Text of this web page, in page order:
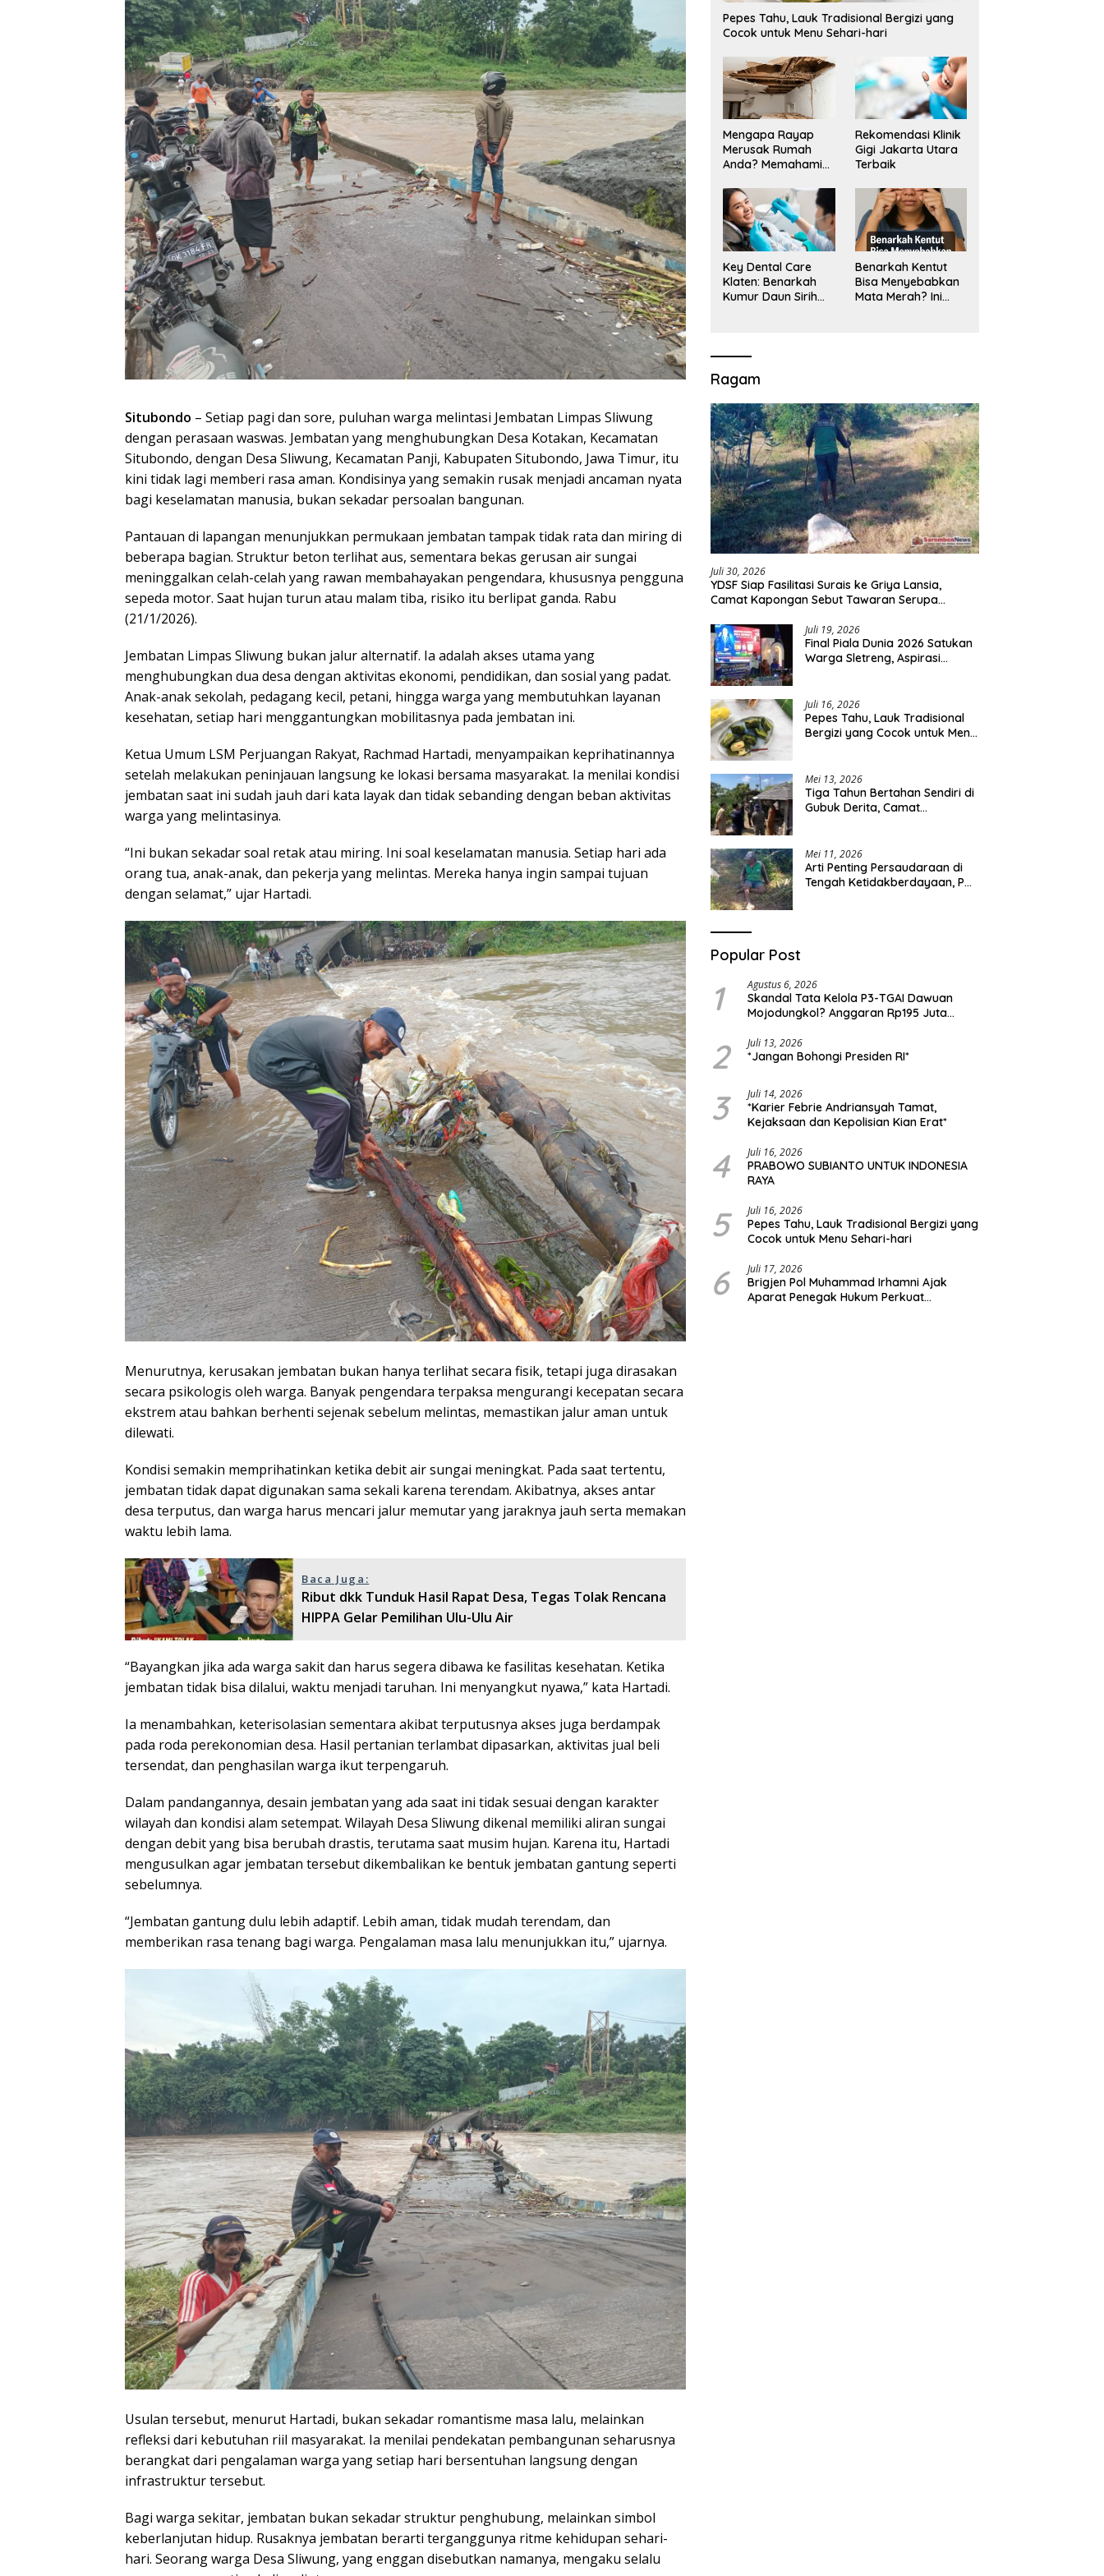
Situbondo – Setiap pagi dan sore, puluhan warga melintasi Jembatan Limpas Sliwung
dengan perasaan waswas. Jembatan yang menghubungkan Desa Kotakan, Kecamatan
Situbondo, dengan Desa Sliwung, Kecamatan Panji, Kabupaten Situbondo, Jawa Timur, itu
kini tidak lagi memberi rasa aman. Kondisinya yang semakin rusak menjadi ancaman nyata
bagi keselamatan manusia, bukan sekadar persoalan bangunan.
Pantauan di lapangan menunjukkan permukaan jembatan tampak tidak rata dan miring di
beberapa bagian. Struktur beton terlihat aus, sementara bekas gerusan air sungai
meninggalkan celah-celah yang rawan membahayakan pengendara, khususnya pengguna
sepeda motor. Saat hujan turun atau malam tiba, risiko itu berlipat ganda. Rabu
(21/1/2026).
Jembatan Limpas Sliwung bukan jalur alternatif. Ia adalah akses utama yang
menghubungkan dua desa dengan aktivitas ekonomi, pendidikan, dan sosial yang padat.
Anak-anak sekolah, pedagang kecil, petani, hingga warga yang membutuhkan layanan
kesehatan, setiap hari menggantungkan mobilitasnya pada jembatan ini.
Ketua Umum LSM Perjuangan Rakyat, Rachmad Hartadi, menyampaikan keprihatinannya
setelah melakukan peninjauan langsung ke lokasi bersama masyarakat. Ia menilai kondisi
jembatan saat ini sudah jauh dari kata layak dan tidak sebanding dengan beban aktivitas
warga yang melintasinya.
“Ini bukan sekadar soal retak atau miring. Ini soal keselamatan manusia. Setiap hari ada
orang tua, anak-anak, dan pekerja yang melintas. Mereka hanya ingin sampai tujuan
dengan selamat,” ujar Hartadi.
Menurutnya, kerusakan jembatan bukan hanya terlihat secara fisik, tetapi juga dirasakan
secara psikologis oleh warga. Banyak pengendara terpaksa mengurangi kecepatan secara
ekstrem atau bahkan berhenti sejenak sebelum melintas, memastikan jalur aman untuk
dilewati.
Kondisi semakin memprihatinkan ketika debit air sungai meningkat. Pada saat tertentu,
jembatan tidak dapat digunakan sama sekali karena terendam. Akibatnya, akses antar
desa terputus, dan warga harus mencari jalur memutar yang jaraknya jauh serta memakan
waktu lebih lama.
Baca Juga:
Ribut dkk Tunduk Hasil Rapat Desa, Tegas Tolak Rencana
HIPPA Gelar Pemilihan Ulu-Ulu Air
“Bayangkan jika ada warga sakit dan harus segera dibawa ke fasilitas kesehatan. Ketika
jembatan tidak bisa dilalui, waktu menjadi taruhan. Ini menyangkut nyawa,” kata Hartadi.
Ia menambahkan, keterisolasian sementara akibat terputusnya akses juga berdampak
pada roda perekonomian desa. Hasil pertanian terlambat dipasarkan, aktivitas jual beli
tersendat, dan penghasilan warga ikut terpengaruh.
Dalam pandangannya, desain jembatan yang ada saat ini tidak sesuai dengan karakter
wilayah dan kondisi alam setempat. Wilayah Desa Sliwung dikenal memiliki aliran sungai
dengan debit yang bisa berubah drastis, terutama saat musim hujan. Karena itu, Hartadi
mengusulkan agar jembatan tersebut dikembalikan ke bentuk jembatan gantung seperti
sebelumnya.
“Jembatan gantung dulu lebih adaptif. Lebih aman, tidak mudah terendam, dan
memberikan rasa tenang bagi warga. Pengalaman masa lalu menunjukkan itu,” ujarnya.
Usulan tersebut, menurut Hartadi, bukan sekadar romantisme masa lalu, melainkan
refleksi dari kebutuhan riil masyarakat. Ia menilai pendekatan pembangunan seharusnya
berangkat dari pengalaman warga yang setiap hari bersentuhan langsung dengan
infrastruktur tersebut.
Bagi warga sekitar, jembatan bukan sekadar struktur penghubung, melainkan simbol
keberlanjutan hidup. Rusaknya jembatan berarti terganggunya ritme kehidupan sehari-
hari. Seorang warga Desa Sliwung, yang enggan disebutkan namanya, mengaku selalu
Pepes Tahu, Lauk Tradisional Bergizi yang
Cocok untuk Menu Sehari-hari
Mengapa Rayap
Merusak Rumah
Anda? Memahami
Killer”
Rekomendasi Klinik
Gigi Jakarta Utara
Terbaik
Key Dental Care
Klaten: Benarkah
Kumur Daun Sirih
Klaten
Benarkah Kentut
Bisa Menyebabkan
Mata Merah? Ini
Ragam
Juli 30, 2026
YDSF Siap Fasilitasi Surais ke Griya Lansia,
Camat Kapongan Sebut Tawaran Serupa
Juli 19, 2026
Final Piala Dunia 2026 Satukan
Warga Sletreng, Aspirasi
Juli 16, 2026
Pepes Tahu, Lauk Tradisional
Bergizi yang Cocok untuk Menu
Mei 13, 2026
Tiga Tahun Bertahan Sendiri di
Gubuk Derita, Camat
Mei 11, 2026
Arti Penting Persaudaraan di
Tengah Ketidakberdayaan, Pak
Popular Post
1 Agustus 6, 2026
Skandal Tata Kelola P3-TGAI Dawuan
Mojodungkol? Anggaran Rp195 Juta
hingga Misteri Swakelola Petani
2 Juli 13, 2026
*Jangan Bohongi Presiden RI*
3 Juli 14, 2026
*Karier Febrie Andriansyah Tamat,
Kejaksaan dan Kepolisian Kian Erat*
4 Juli 16, 2026
PRABOWO SUBIANTO UNTUK INDONESIA
RAYA
5 Juli 16, 2026
Pepes Tahu, Lauk Tradisional Bergizi yang
Cocok untuk Menu Sehari-hari
6 Juli 17, 2026
Brigjen Pol Muhammad Irhamni Ajak
Aparat Penegak Hukum Perkuat